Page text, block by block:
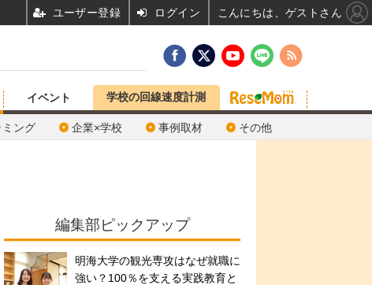
ミング 企業×学校 事例取材 その他
イベント 学校の回線速度計測
編集部ピックアップ
明海大学の観光専攻はなぜ就職に
強い？100％を支える実践教育と
ユーザー登録 ログイン こんにちは、ゲストさん